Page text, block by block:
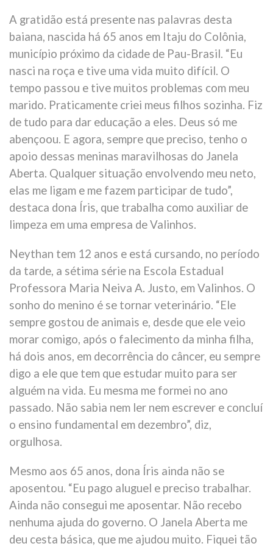
A gratidão está presente nas palavras desta
baiana, nascida há 65 anos em Itaju do Colônia,
município próximo da cidade de Pau-Brasil. “Eu
nasci na roça e tive uma vida muito difícil. O
tempo passou e tive muitos problemas com meu
marido. Praticamente criei meus filhos sozinha. Fiz
de tudo para dar educação a eles. Deus só me
abençoou. E agora, sempre que preciso, tenho o
apoio dessas meninas maravilhosas do Janela
Aberta. Qualquer situação envolvendo meu neto,
elas me ligam e me fazem participar de tudo”,
destaca dona Íris, que trabalha como auxiliar de
limpeza em uma empresa de Valinhos.
Neythan tem 12 anos e está cursando, no período
da tarde, a sétima série na Escola Estadual
Professora Maria Neiva A. Justo, em Valinhos. O
sonho do menino é se tornar veterinário. “Ele
sempre gostou de animais e, desde que ele veio
morar comigo, após o falecimento da minha filha,
há dois anos, em decorrência do câncer, eu sempre
digo a ele que tem que estudar muito para ser
alguém na vida. Eu mesma me formei no ano
passado. Não sabia nem ler nem escrever e concluí
o ensino fundamental em dezembro”, diz,
orgulhosa.
Mesmo aos 65 anos, dona Íris ainda não se
aposentou. “Eu pago aluguel e preciso trabalhar.
Ainda não consegui me aposentar. Não recebo
nenhuma ajuda do governo. O Janela Aberta me
deu cesta básica, que me ajudou muito. Fiquei tão